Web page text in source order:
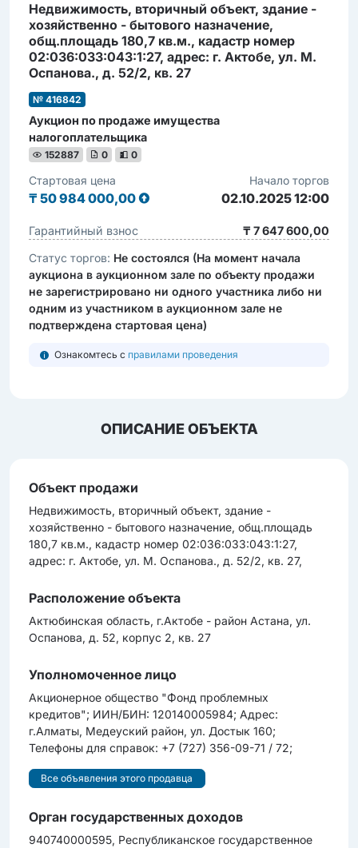
Недвижимость, вторичный объект, здание -
хозяйственно - бытового назначение,
общ.площадь 180,7 кв.м., кадастр номер
02:036:033:043:1:27, адрес: г. Актобе, ул. М.
Оспанова., д. 52/2, кв. 27
№ 416842
Аукцион по продаже имущества
налогоплательщика
152887 0 0
Стартовая цена
₸ 50 984 000,00
Начало торгов
02.10.2025 12:00
Гарантийный взнос
₸ 7 647 600,00
Статус торгов: Не состоялся (На момент начала
аукциона в аукционном зале по объекту продажи
не зарегистрировано ни одного участника либо ни
одним из участником в аукционном зале не
подтверждена стартовая цена)
Ознакомтесь с правилами проведения
ОПИСАНИЕ ОБЪЕКТА
Объект продажи
Недвижимость, вторичный объект, здание -
хозяйственно - бытового назначение, общ.площадь
180,7 кв.м., кадастр номер 02:036:033:043:1:27,
адрес: г. Актобе, ул. М. Оспанова., д. 52/2, кв. 27,
Расположение объекта
Актюбинская область, г.Актобе - район Астана, ул.
Оспанова, д. 52, корпус 2, кв. 27
Уполномоченное лицо
Акционерное общество "Фонд проблемных
кредитов"; ИИН/БИН: 120140005984; Адрес:
г.Алматы, Медеуский район, ул. Достык 160;
Телефоны для справок: +7 (727) 356-09-71 / 72;
Все объявления этого продавца
Орган государственных доходов
940740000595, Республиканское государственное